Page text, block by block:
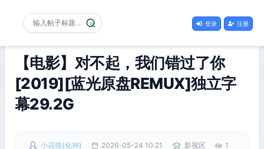
登录 注册
【电影】对不起，我们错过了你
[2019][蓝光原盘REMUX]独立字
幕29.2G
小花猫(化神) 2026-05-24 10:21 影视区
1